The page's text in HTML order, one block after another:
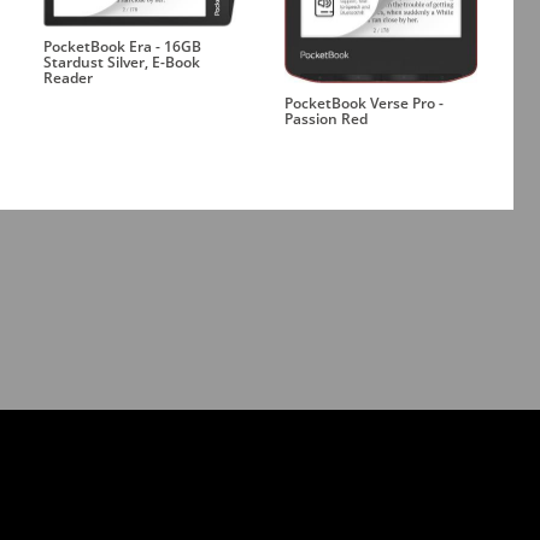
PocketBook Era - 16GB
Stardust Silver, E-Book
Reader
PocketBook Verse Pro -
Passion Red